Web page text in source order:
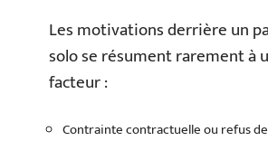
Les motivations derrière un
solo se résument rarement à
facteur :
Contrainte contractuelle ou refus